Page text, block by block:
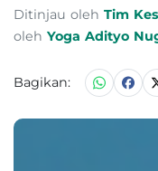
Ditinjau oleh Tim
oleh Yoga Adityo
Bagikan: